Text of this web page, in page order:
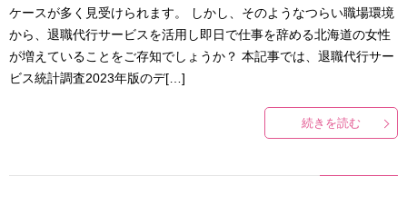
ケースが多く見受けられます。 しかし、そのようなつらい職場環境
から、退職代行サービスを活用し即日で仕事を辞める北海道の女性
が増えていることをご存知でしょうか？ 本記事では、退職代行サー
ビス統計調査2023年版のデ[…]
続きを読む